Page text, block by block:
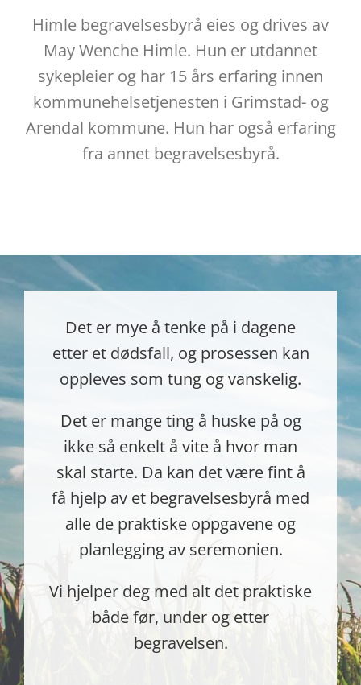
Himle begravelsesbyrå eies og drives av
May Wenche Himle. Hun er utdannet
sykepleier og har 15 års erfaring innen
kommunehelsetjenesten i Grimstad- og
Arendal kommune. Hun har også erfaring
fra annet begravelsesbyrå.
Det er mye å tenke på i dagene
etter et dødsfall, og prosessen kan
oppleves som tung og vanskelig.
Det er mange ting å huske på og
ikke så enkelt å vite å hvor man
skal starte. Da kan det være fint å
få hjelp av et begravelsesbyrå med
alle de praktiske oppgavene og
planlegging av seremonien.
Vi hjelper deg med alt det praktiske
både før, under og etter
begravelsen.